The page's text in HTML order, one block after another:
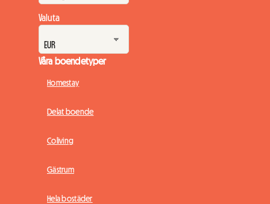
Valuta
Våra boendetyper
Homestay
Delat boende
Coliving
Gästrum
Hela bostäder